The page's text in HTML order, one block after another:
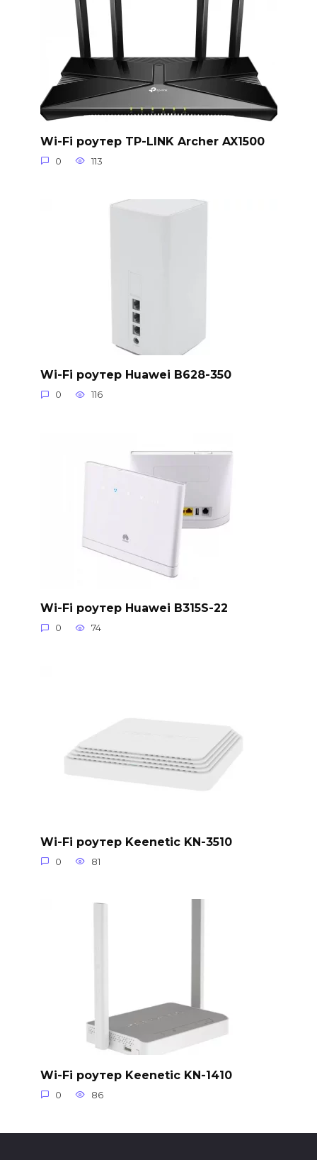
Wi-Fi роутер TP-LINK Archer AX1500
0 113
Wi-Fi роутер Huawei B628-350
0 116
Wi-Fi роутер Huawei B315S-22
0 74
Wi-Fi роутер Keenetic KN-3510
0 81
Wi-Fi роутер Keenetic KN-1410
0 86